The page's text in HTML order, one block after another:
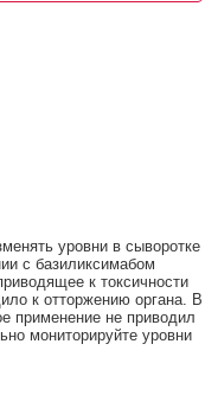
уровни в сыворотке
с базиликсимабом
к токсичности
к отторжению органа. В
применение не приводил
мониторируйте уровни